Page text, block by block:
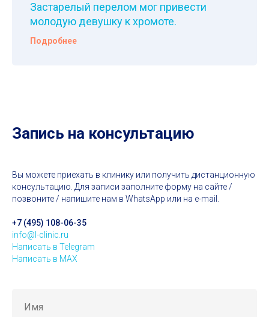
Застарелый перелом мог привести
молодую девушку к хромоте.
Подробнее
Запись на консультацию
Вы можете приехать в клинику или получить дистанционную
консультацию. Для записи заполните форму на сайте /
позвоните / напишите нам в WhatsApp или на e-mail.
+7 (495) 108-06-35
info@l-clinic.ru
Написать в Telegram
Написать в MAX